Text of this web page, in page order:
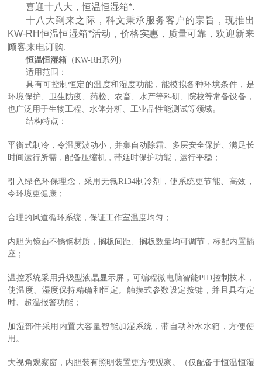
喜迎十八大，恒温恒湿箱*.
十八大到来之际，科文秉承服务客户的宗旨，现推出
KW-RH恒温恒湿箱*活动，价格实惠，质量可靠，欢迎新来
顾客来电订购.
恒温恒湿箱 （KW-RH系列）
适用范围：
具有可控制恒定的温度和湿度功能，能模拟各种环境条件，是
环境保护、卫生防疫、药检、农畜、水产等科研、院校等常备设备，
也广泛用于生物工程、水体分析、工业品性能测试等领域。
结构特点：
平衡式制冷，令温度波动小，并集自动除霜、多层安全保护、满足长
时间运行所需，配备压缩机，带延时保护功能，运行平稳；
引入绿色环保理念，采用无氟R134制冷剂，使系统更节能、高效，
令环境更健康；
合理的风道循环系统，保证工作室温度均匀；
内胆为镜面不锈钢材质，搁板间距、搁板数量均可调节，标配内置插
座；
温控系统采用升级型液晶显示屏，可编程微电脑智能PID控制技术，
使温度、湿度保持精确和恒定。触摸式参数设定按键，并且具有定
时、超温报警功能；
加湿部件采用内置大容量智能加湿系统，带自动补水水箱，方便使
用。
大视角观察窗，内胆装有照明装置更方便观察。（仅配备于恒温恒湿